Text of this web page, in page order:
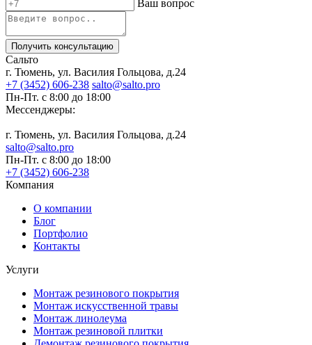
Ваш вопрос
Получить консультацию
Сальто
г. Тюмень, ул. Василия Гольцова, д.24
+7 (3452) 606-238 salto@salto.pro
Пн-Пт. с 8:00 до 18:00
Мессенджеры:
г. Тюмень, ул. Василия Гольцова, д.24
salto@salto.pro
Пн-Пт. с 8:00 до 18:00
+7 (3452) 606-238
Компания
О компании
Блог
Портфолио
Контакты
Услуги
Монтаж резинового покрытия
Монтаж искусственной травы
Монтаж линолеума
Монтаж резиновой плитки